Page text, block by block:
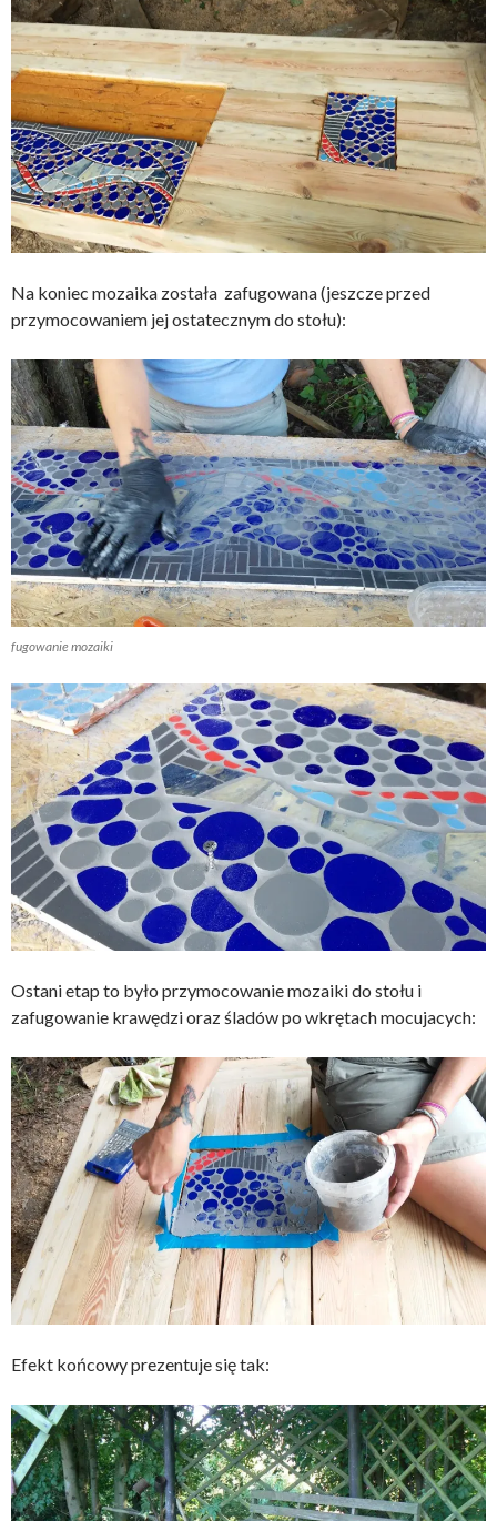
Na koniec mozaika została zafugowana (jeszcze przed
przymocowaniem jej ostatecznym do stołu):
fugowanie mozaiki
Ostani etap to było przymocowanie mozaiki do stołu i
zafugowanie krawędzi oraz śladów po wkrętach mocujacych:
Efekt końcowy prezentuje się tak: